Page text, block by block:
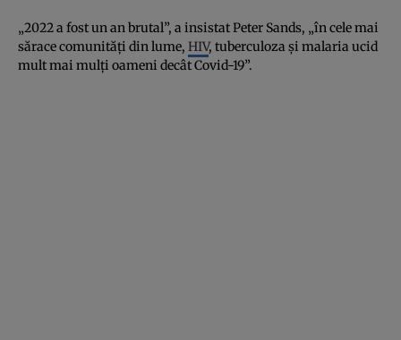
„2022 a fost un an brutal”, a insistat Peter Sands, „în cele mai
sărace comunități din lume, HIV, tuberculoza și malaria ucid
mult mai mulți oameni decât Covid-19”.